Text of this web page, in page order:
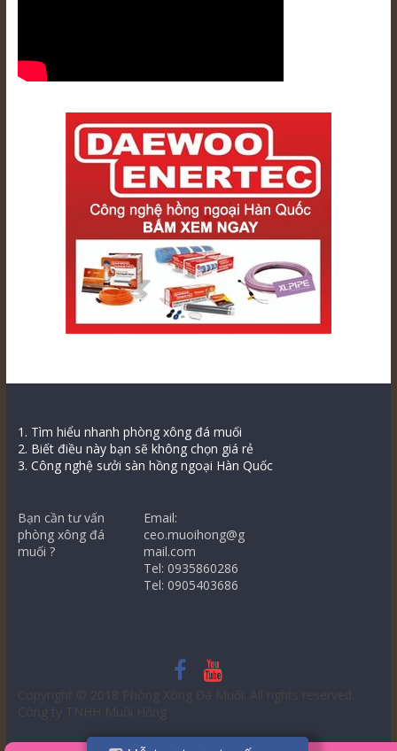
1. Tìm hiểu nhanh phòng xông đá muối
2. Biết điều này bạn sẽ không chọn giá rẻ
3. Công nghệ sưởi sàn hồng ngoại Hàn Quốc
Bạn cần tư vấn
phòng xông đá
muối ?
Email:
ceo.muoihong@g
mail.com
Tel: 0935860286
Tel: 0905403686